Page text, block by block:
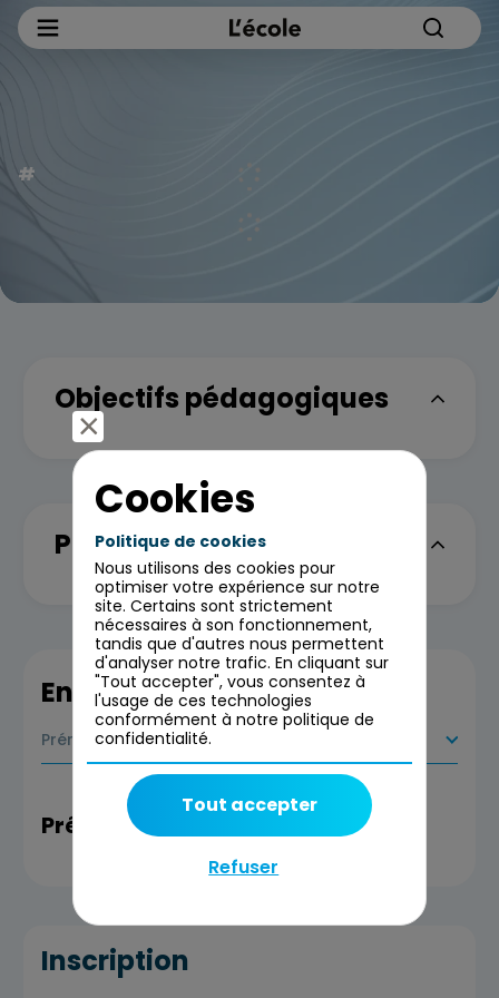
Objectifs pédagogiques
Programme
En savoir plus
Prérequis
Prérequis
Inscription
Cookies
Politique de cookies
Nous utilisons des cookies pour
optimiser votre expérience sur notre
site. Certains sont strictement
nécessaires à son fonctionnement,
tandis que d'autres nous permettent
d'analyser notre trafic. En cliquant sur
"Tout accepter", vous consentez à
l'usage de ces technologies
conformément à notre politique de
confidentialité.
Refuser
Tout accepter